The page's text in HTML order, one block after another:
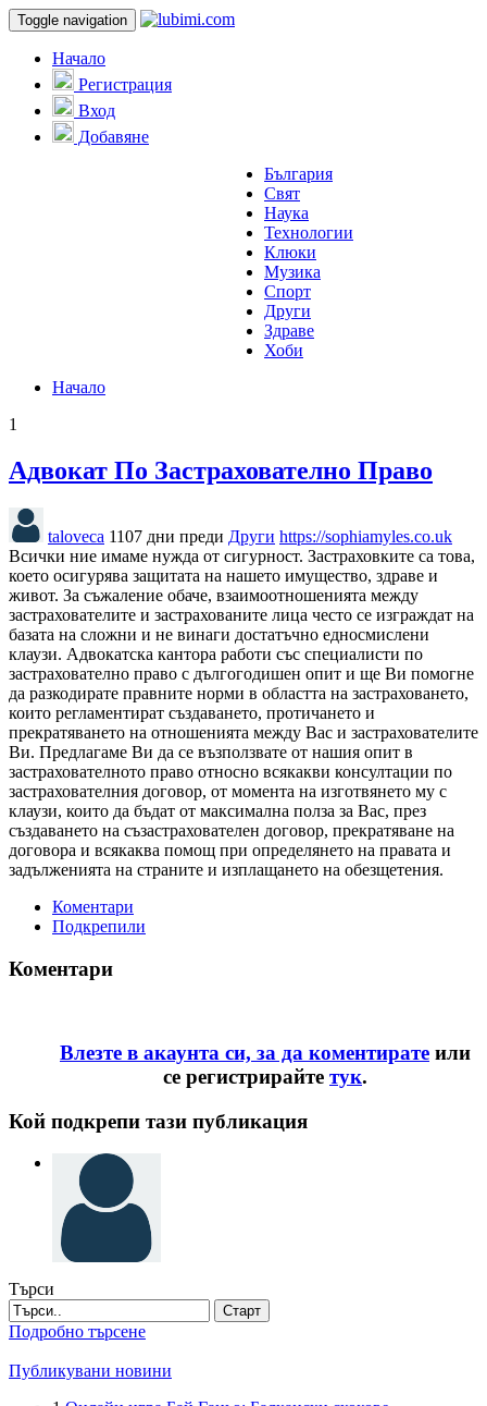
Toggle navigation
Начало
Регистрация
Вход
Добавяне
България
Свят
Наука
Технологии
Клюки
Музика
Спорт
Други
Здраве
Хоби
Начало
1
Адвокат По Застрахователно Право
taloveca 1107 дни преди Други https://sophiamyles.co.uk
Всички ние имаме нужда от сигурност. Застраховките са това,
което осигурява защитата на нашето имущество, здраве и
живот. За съжаление обаче, взаимоотношенията между
застрахователите и застрахованите лица често се изграждат на
базата на сложни и не винаги достатъчно едносмислени
клаузи. Адвокатска кантора работи със специалисти по
застрахователно право с дългогодишен опит и ще Ви помогне
да разкодирате правните норми в областта на застраховането,
които регламентират създаването, протичането и
прекратяването на отношенията между Вас и застрахователите
Ви. Предлагаме Ви да се възползвате от нашия опит в
застрахователното право относно всякакви консултации по
застрахователния договор, от момента на изготвянето му с
клаузи, които да бъдат от максимална полза за Вас, през
създаването на съзастрахователен договор, прекратяване на
договора и всякаква помощ при определянето на правата и
задълженията на страните и изплащането на обезщетения.
Коментари
Подкрепили
Коментари
Влезте в акаунта си, за да коментирате или
се регистрирайте тук.
Кой подкрепи тази публикация
Търси
Старт
Подробно търсене
Публикувани новини